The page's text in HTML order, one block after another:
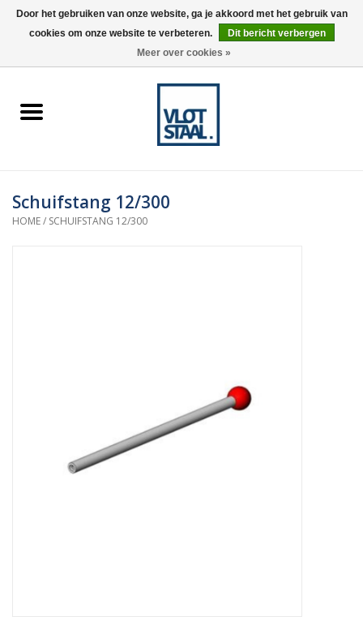
0 Artikelen - €0,00
spanners
Schuifstang 12/300
HOME/ SCHUIFSTANG 12/300
Door het gebruiken van onze website, ga je akkoord met het gebruik van
cookies om onze website te verbeteren.
Dit bericht verbergen
Meer over cookies »